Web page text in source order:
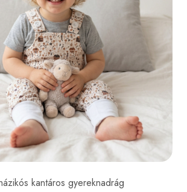
kantáros gyereknadrág